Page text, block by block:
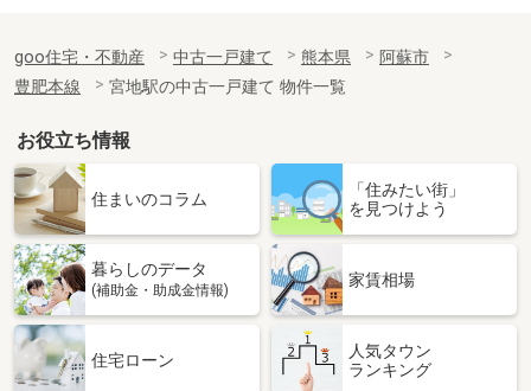
goo住宅・不動産 中古一戸建て 熊本県
阿蘇市
豊肥本線
宮地駅の中古一戸建て 物件一覧
お役立ち情報
住まいのコラム
「住みたい街」
を見つけよう
暮らしのデータ
(補助金・助成金情報)
家賃相場
住宅ローン
人気タウン
ランキング